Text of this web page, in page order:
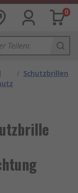
0
/ Schutzbrillen